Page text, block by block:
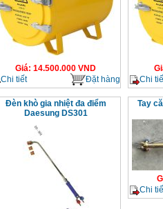
Giá: 14.500.000 VND
Chi tiết
Đặt hàng
Chi
Đèn khò gia nhiệt đa điểm
Daesung DS301
Tay
Chi